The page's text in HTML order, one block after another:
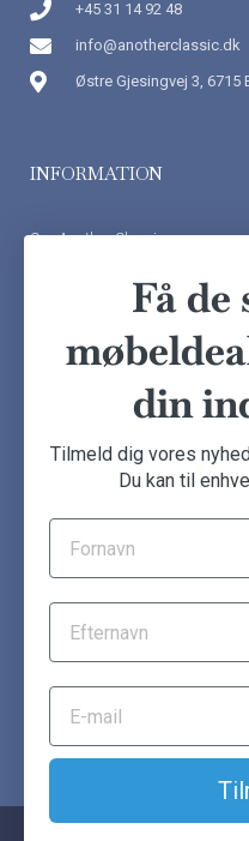
+45 31 14 92 48
info@anotherclassic.dk
Østre Gjesingvej 3, 6715
INFORMATION
Om Another Classic
Handelsbetingelser
© Another Classic.
Få de
din
Tilmeld dig vores
Du kan til